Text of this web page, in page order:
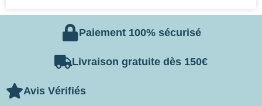
Paiement 100% sécurisé
Livraison gratuite dès 150€
Avis Vérifiés